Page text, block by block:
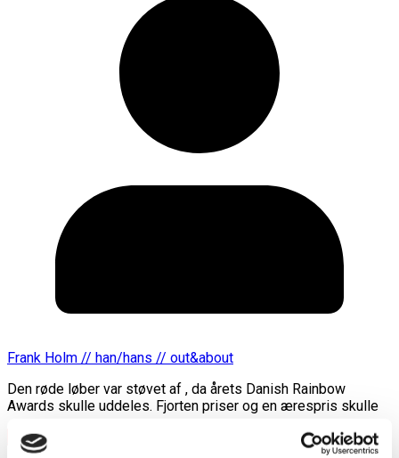
Frank Holm // han/hans // out&about
Den røde løber var støvet af , da årets Danish Rainbow
Awards skulle uddeles. Fjorten priser og en ærespris skulle
Læs mere